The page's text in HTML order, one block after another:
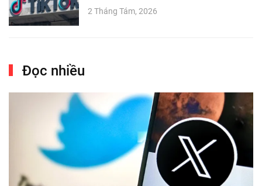
2 Tháng Tám, 2026
Đọc nhiều